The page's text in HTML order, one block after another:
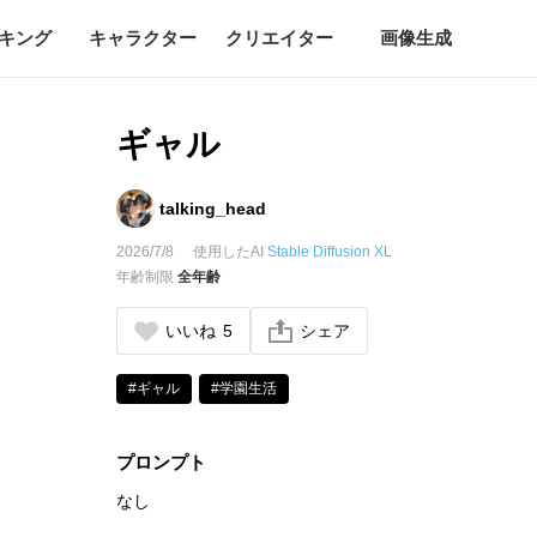
ング キャラクター クリエイター 画像生成
ギャル
talking_head
2026/7/8 使用したAIStable Diffusion XL
年齢制限全年齢
いいね 5 シェア
#ギャル #学園生活
プロンプト
なし